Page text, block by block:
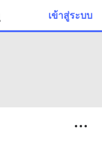
เข้าสู่ระบบ